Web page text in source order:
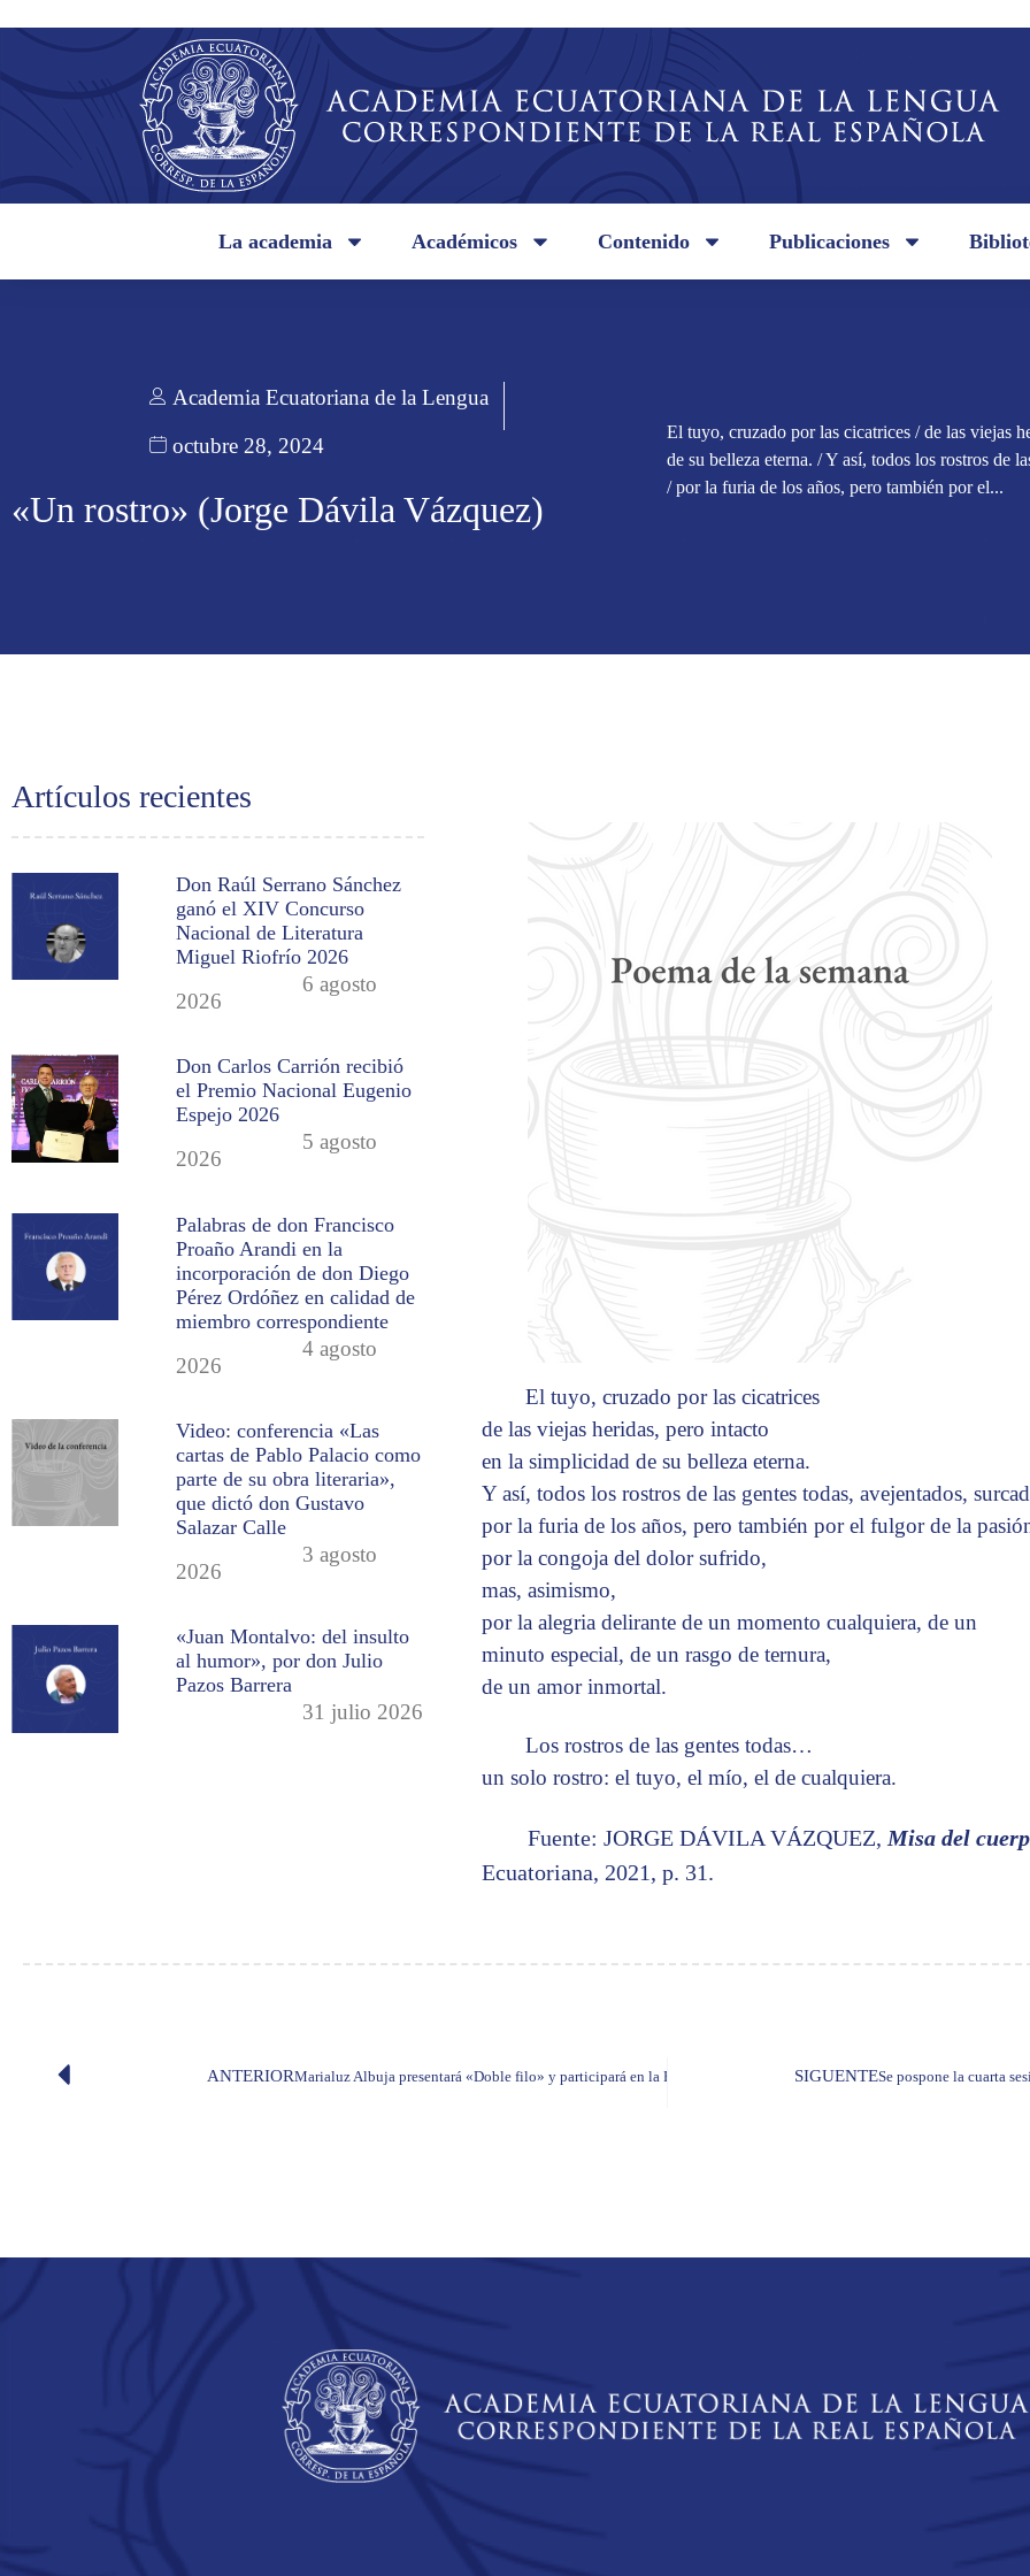
La academia Académicos Contenido Publicaciones
Academia Ecuatoriana de la Lengua
octubre 28, 2024
«Un rostro» (Jorge Dávila Vázquez)
El tuyo, cruzado por las cicatrices / de las viejas
de su belleza eterna. / Y así, todos los rostros de
/ por la furia de los años, pero también por el...
Artículos recientes
Don Raúl Serrano Sánchez
ganó el XIV Concurso
Nacional de Literatura
Miguel Riofrío 2026
6 agosto
2026
Don Carlos Carrión recibió
el Premio Nacional Eugenio
Espejo 2026
5 agosto
2026
Palabras de don Francisco
Proaño Arandi en la
incorporación de don Diego
Pérez Ordóñez en calidad de
miembro correspondiente
4 agosto
2026
Video: conferencia «Las
cartas de Pablo Palacio como
parte de su obra literaria»,
que dictó don Gustavo
Salazar Calle
3 agosto
2026
«Juan Montalvo: del insulto
al humor», por don Julio
Pazos Barrera
31 julio 2026
El tuyo, cruzado por las cicatrices
de las viejas heridas, pero intacto
en la simplicidad de su belleza eterna.
Y así, todos los rostros de las gentes todas, avejentados,
por la furia de los años, pero también por el fulgor de la
por la congoja del dolor sufrido,
mas, asimismo,
por la alegria delirante de un momento cualquiera, de un
minuto especial, de un rasgo de ternura,
de un amor inmortal.
Los rostros de las gentes todas…
un solo rostro: el tuyo, el mío, el de cualquiera.
Fuente: JORGE DÁVILA VÁZQUEZ, Misa del
Ecuatoriana, 2021, p. 31.
ANTERIORMarialuz Albuja presentará «Doble filo» y participará en la Feria del Libro de SevillaSIGUENTESe pospone la cuarta